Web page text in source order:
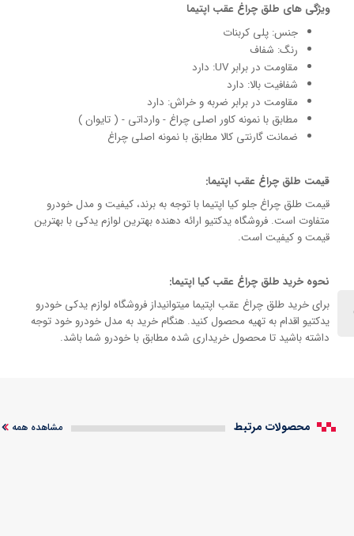
ویژگی های طلق چراغ عقب اپتیما
جنس: پلی کربنات
رنگ: شفاف
مقاومت در برابر UV: دارد
شفافیت بالا: دارد
مقاومت در برابر ضربه و خراش: دارد
مطابق با نمونه کاور اصلی چراغ - وارداتی - ( تایوان )
ضمانت گارنتی کالا مطابق با نمونه اصلی چراغ
قیمت طلق چراغ عقب اپتیما:
قیمت طلق چراغ جلو کیا اپتیما با توجه به برند، کیفیت و مدل خودرو
متفاوت است. فروشگاه یدکتیو ارائه دهنده بهترین لوازم یدکی با بهترین
قیمت و کیفیت است.
نحوه خرید طلق چراغ عقب کیا اپتیما:
برای خرید طلق چراغ عقب اپتیما میتوانیداز فروشگاه لوازم یدکی خودرو
یدکتیو اقدام به تهیه محصول کنید. هنگام خرید به مدل خودرو خود توجه
داشته باشید تا محصول خریداری شده مطابق با خودرو شما باشد.
محصولات مرتبط مشاهده همه